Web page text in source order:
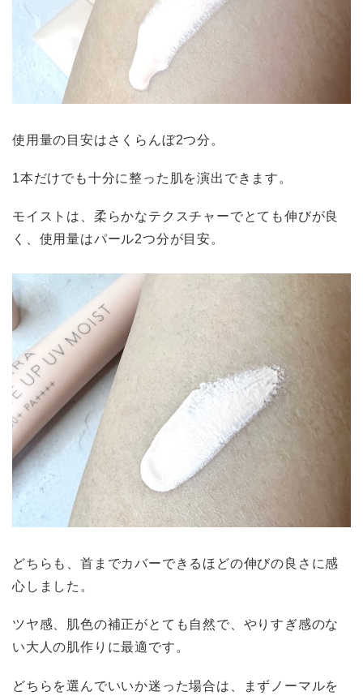
使用量の目安はさくらんぼ2つ分。
1本だけでも十分に整った肌を演出できます。
モイストは、柔らかなテクスチャーでとても伸びが良
く、使用量はパール2つ分が目安。
どちらも、首までカバーできるほどの伸びの良さに感
心しました。
ツヤ感、肌色の補正がとても自然で、やりすぎ感のな
い大人の肌作りに最適です。
どちらを選んでいいか迷った場合は、まずノーマルを